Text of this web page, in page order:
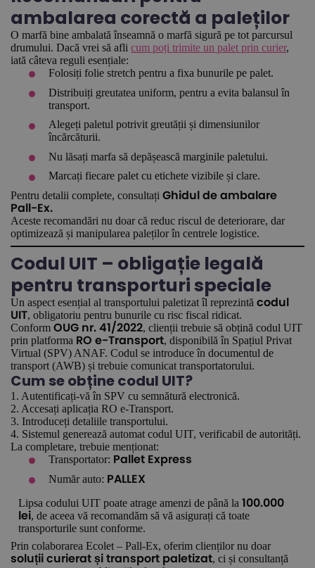
ambalarea corectă a paleților
O marfă bine ambalată înseamnă o marfă sigură pe tot parcursul
drumului. Dacă vrei să afli cum poți trimite un palet prin curier,
iată câteva reguli esențiale:
Folosiți folie stretch pentru a fixa bunurile pe palet.
Distribuiți greutatea uniform, pentru a evita balansul în
transport.
Alegeți paletul potrivit greutății și dimensiunilor
încărcăturii.
Nu lăsați marfa să depășească marginile paletului.
Marcați fiecare palet cu etichete vizibile și clare.
Pentru detalii complete, consultați Ghidul de ambalare
Pall-Ex.
Aceste recomandări nu doar că reduc riscul de deteriorare, dar
optimizează și manipularea paleților în centrele logistice.
Codul UIT – obligație legală
pentru transporturi speciale
Un aspect esențial al transportului paletizat îl reprezintă codul
UIT, obligatoriu pentru bunurile cu risc fiscal ridicat.
Conform OUG nr. 41/2022, clienții trebuie să obțină codul UIT
prin platforma RO e-Transport, disponibilă în Spațiul Privat
Virtual (SPV) ANAF. Codul se introduce în documentul de
transport (AWB) și trebuie comunicat transportatorului.
Cum se obține codul UIT?
1. Autentificați-vă în SPV cu semnătură electronică.
2. Accesați aplicația RO e-Transport.
3. Introduceți detaliile transportului.
4. Sistemul generează automat codul UIT, verificabil de autorități.
La completare, trebuie menționat:
Transportator: Pallet Express
Număr auto: PALLEX
Lipsa codului UIT poate atrage amenzi de până la 100.000
lei, de aceea vă recomandăm să vă asigurați că toate
transporturile sunt conforme.
Prin colaborarea Ecolet – Pall-Ex, oferim clienților nu doar
soluții curierat și transport paletizat, ci și consultanță